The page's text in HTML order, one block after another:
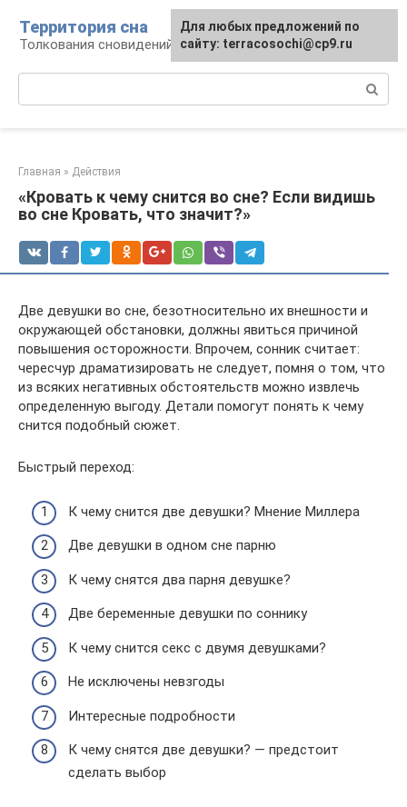
контенту
Территория сна
Толкования сновидений
Главная » Действия
«Кровать к чему снится во сне? Если видишь
во сне Кровать, что значит?»
Две девушки во сне, безотносительно их внешности и
окружающей обстановки, должны явиться причиной
повышения осторожности. Впрочем, сонник считает:
чересчур драматизировать не следует, помня о том, что
из всяких негативных обстоятельств можно извлечь
определенную выгоду. Детали помогут понять к чему
снится подобный сюжет.
Быстрый переход:
К чему снится две девушки? Мнение Миллера
Две девушки в одном сне парню
К чему снятся два парня девушке?
Две беременные девушки по соннику
К чему снится секс с двумя девушками?
Не исключены невзгоды
Интересные подробности
К чему снятся две девушки? — предстоит
сделать выбор
Для любых предложений по
сайту: terracosochi@cp9.ru